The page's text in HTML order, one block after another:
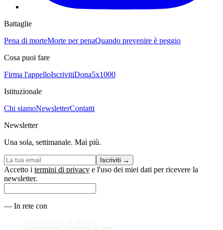
Battaglie
Pena di morteMorte per penaQuando prevenire è peggio
Cosa puoi fare
Firma l'appelloIscrivitiDona5x1000
Istituzionale
Chi siamoNewsletterContatti
Newsletter
Una sola, settimanale. Mai più.
Iscriviti →
Accetto i termini di privacy e l'uso dei miei dati per ricevere la
newsletter.
— In rete con